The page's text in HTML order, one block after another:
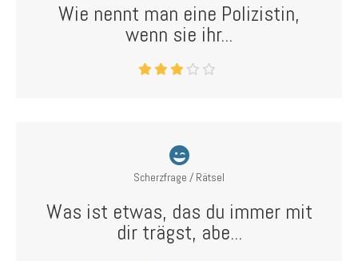
Wie nennt man eine Polizistin,
wenn sie ihr...
Scherzfrage / Rätsel
Was ist etwas, das du immer mit
dir trägst, abe...